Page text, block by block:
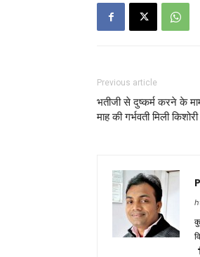
Previous article
भतीजी से दुष्कर्म करने के
माह की गर्भवती मिली किशोरी